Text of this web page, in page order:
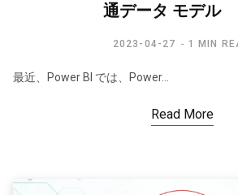
通データ モデル
2023-04-27 1 MIN
最近、Power BI では、Power…
Read More